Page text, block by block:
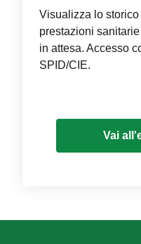
Visualizza lo
prestazioni
in attesa. Accesso
SPID/CIE.
Vai